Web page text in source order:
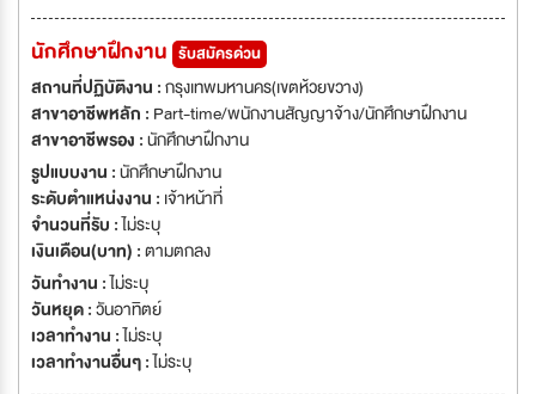
นักศึกษาฝึกงาน รับสมัครด่วน
สถานที่ปฏิบัติงาน :กรุงเทพมหานคร(เขตห้วยขวาง)
สาขาอาชีพหลัก : Part-time/พนักงานสัญญาจ้าง/นักศึกษาฝึกงาน
สาขาอาชีพรอง :นักศึกษาฝึกงาน
รูปแบบงาน :นักศึกษาฝึกงาน
ระดับตำแหน่งงาน : เจ้าหน้าที่
จำนวนที่รับ :ไม่ระบุ
เงินเดือน(บาท) :ตามตกลง
วันทำงาน :ไม่ระบุ
วันหยุด :วันอาทิตย์
เวลาทำงาน :ไม่ระบุ
เวลาทำงานอื่นๆ :ไม่ระบุ